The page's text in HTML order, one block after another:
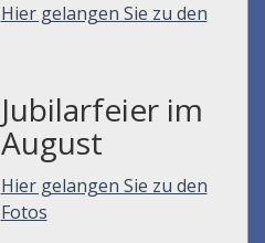
Hier gelangen Sie zu den
Jubilarfeier im
August
Hier gelangen Sie zu den
Fotos